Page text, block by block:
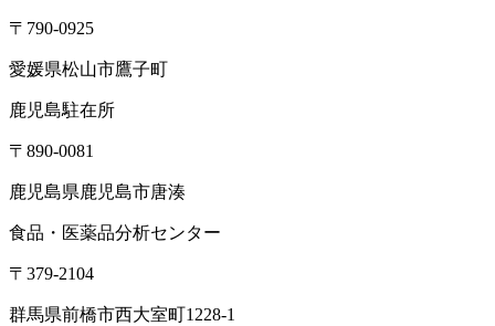
〒790-0925
愛媛県松山市鷹子町
鹿児島駐在所
〒890-0081
鹿児島県鹿児島市唐湊
食品・医薬品分析センター
〒379-2104
群馬県前橋市西大室町1228-1